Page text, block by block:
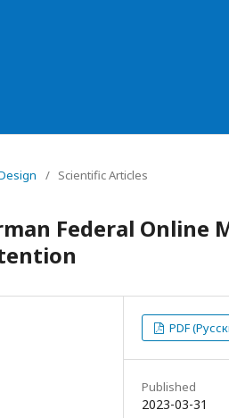
/ Scientific Articles
Federal Online
PDF
Published
2023-03-31